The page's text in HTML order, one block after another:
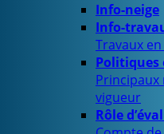
Info-neige
Info-
Travaux
Politiques
vigueur
Rôle